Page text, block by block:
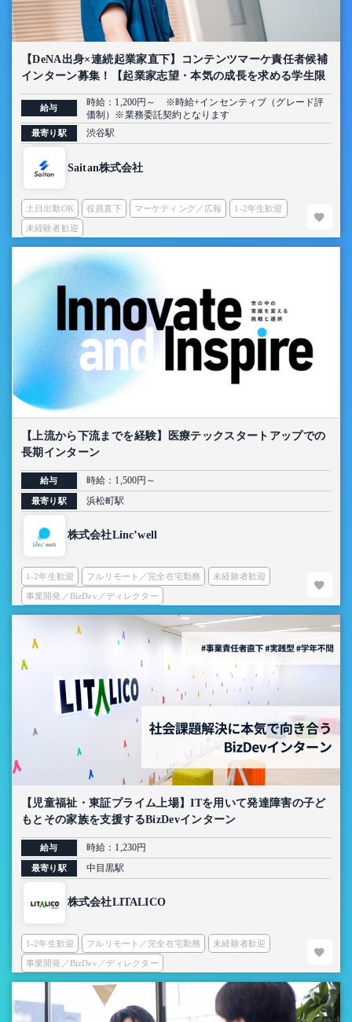
【DeNA出身×連続起業家直下】コンテンツマーケ責任者候補
インターン募集！【起業家志望・本気の成長を求める学生限
定】
給与
時給：1,200円～ ※時給+インセンティブ（グレード評
価制）※業務委託契約となります
最寄り駅 渋谷駅
Saitan株式会社
土日出勤OK 役員直下 マーケティング／広報 1-2年生歓迎
未経験者歓迎
【上流から下流までを経験】医療テックスタートアップでの
長期インターン
給与 時給：1,500円～
最寄り駅 浜松町駅
株式会社Linc’well
1-2年生歓迎 フルリモート／完全在宅勤務 未経験者歓迎
事業開発／BizDev／ディレクター
【児童福祉・東証プライム上場】ITを用いて発達障害の子ど
もとその家族を支援するBizDevインターン
給与 時給：1,230円
最寄り駅 中目黒駅
株式会社LITALICO
1-2年生歓迎 フルリモート／完全在宅勤務 未経験者歓迎
事業開発／BizDev／ディレクター